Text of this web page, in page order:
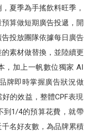
夏季為手搖飲料旺季，
算做短期廣告投遞，開
投放團隊依據每日廣告
素材做替換，並陸續更
，加上一帆數位獨家 AI
牌即時掌握廣告狀況做
的效益，整體CPF表現
到1/4的預算花費，就帶
名好友數，為品牌累積